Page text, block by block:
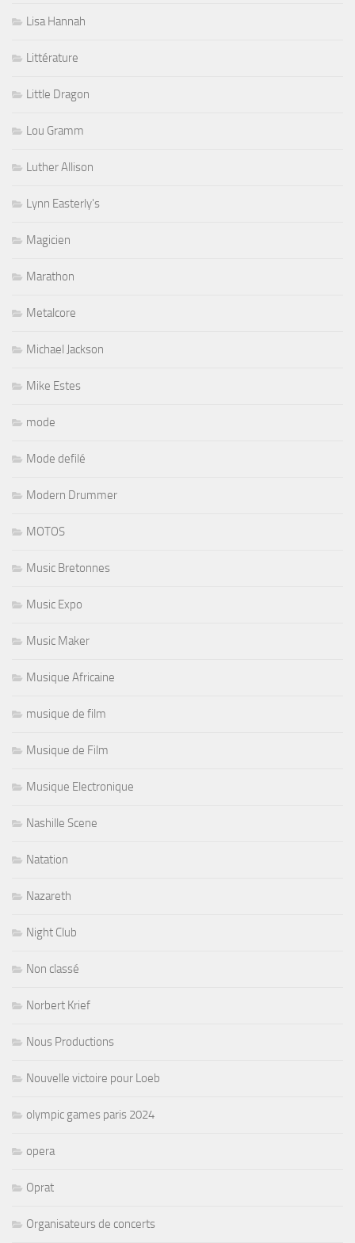
Lisa Hannah
Littérature
Little Dragon
Lou Gramm
Luther Allison
Lynn Easterly's
Magicien
Marathon
Metalcore
Michael Jackson
Mike Estes
mode
Mode defilé
Modern Drummer
MOTOS
Music Bretonnes
Music Expo
Music Maker
Musique Africaine
musique de film
Musique de Film
Musique Electronique
Nashille Scene
Natation
Nazareth
Night Club
Non classé
Norbert Krief
Nous Productions
Nouvelle victoire pour Loeb
olympic games paris 2024
opera
Oprat
Organisateurs de concerts